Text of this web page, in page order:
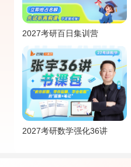
2027考研百日集训营
2027考研数学强化36讲